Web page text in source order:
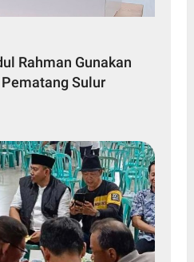
Rahman Gunakan
Sulur